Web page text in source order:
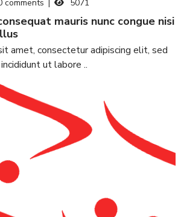
comments 5071
amet, consectetur adipiscing elit, sed
ut labore ..